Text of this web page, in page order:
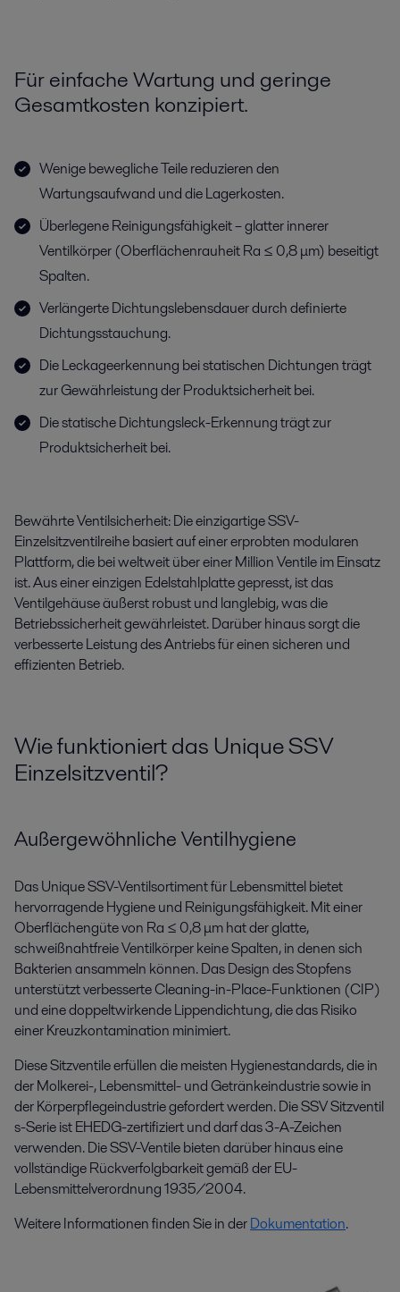
Für einfache Wartung und geringe
Gesamtkosten konzipiert.
Wenige bewegliche Teile reduzieren den
Wartungsaufwand und die Lagerkosten.
Überlegene Reinigungsfähigkeit – glatter innerer
Ventilkörper (Oberflächenrauheit Ra ≤ 0,8 μm) beseitigt
Spalten.
Verlängerte Dichtungslebensdauer durch definierte
Dichtungsstauchung.
Die Leckageerkennung bei statischen Dichtungen trägt
zur Gewährleistung der Produktsicherheit bei.
Die statische Dichtungsleck-Erkennung trägt zur
Produktsicherheit bei.
Bewährte Ventilsicherheit: Die einzigartige SSV-
Einzelsitzventilreihe basiert auf einer erprobten modularen
Plattform, die bei weltweit über einer Million Ventile im Einsatz
ist. Aus einer einzigen Edelstahlplatte gepresst, ist das
Ventilgehäuse äußerst robust und langlebig, was die
Betriebssicherheit gewährleistet. Darüber hinaus sorgt die
verbesserte Leistung des Antriebs für einen sicheren und
effizienten Betrieb.
Wie funktioniert das Unique SSV
Einzelsitzventil?
Außergewöhnliche Ventilhygiene
Das Unique SSV-Ventilsortiment für Lebensmittel bietet
hervorragende Hygiene und Reinigungsfähigkeit. Mit einer
Oberflächengüte von Ra ≤ 0,8 μm hat der glatte,
schweißnahtfreie Ventilkörper keine Spalten, in denen sich
Bakterien ansammeln können. Das Design des Stopfens
unterstützt verbesserte Cleaning-in-Place-Funktionen (CIP)
und eine doppeltwirkende Lippendichtung, die das Risiko
einer Kreuzkontamination minimiert.
Diese Sitzventileerfüllendiemeisten Hygienestandards, die in
der Molkerei-, Lebensmittel- und Getränkeindustrie sowie in
der Körperpflegeindustrie gefordert werden. DieSSVSitzventil
s-Serie ist EHEDG-zertifiziert und darf das 3-A-Zeichen
verwenden.DieSSV-Ventilebietendarüber hinaus eine
vollständige Rückverfolgbarkeit gemäß der EU-
Lebensmittelverordnung 1935/2004.
Weitere Informationen finden Sie in derDokumentation.